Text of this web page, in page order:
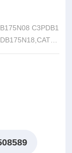
模块产品以高效能
制系统中的关键